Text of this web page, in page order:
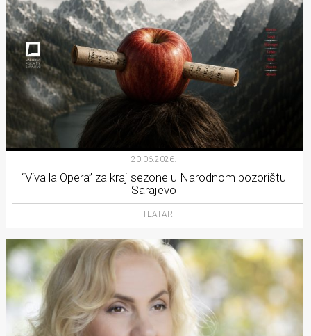
20.06.2026.
“Viva la Opera” za kraj sezone u Narodnom pozorištu
Sarajevo
TEATAR